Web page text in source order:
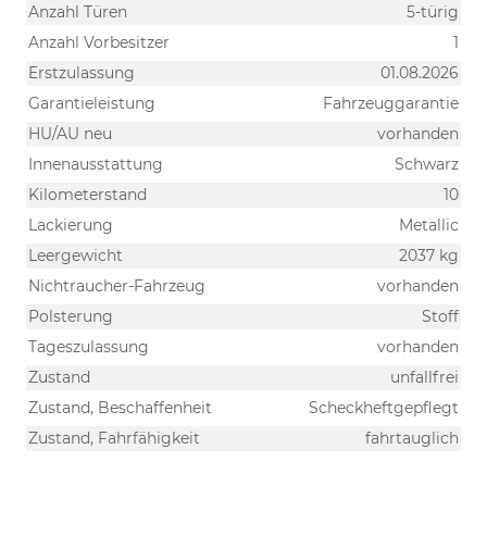
Anzahl Türen
5-türig
Anzahl Vorbesitzer
1
Erstzulassung
01.08.2026
Garantieleistung
Fahrzeuggarantie
HU/AU neu
vorhanden
Innenausstattung
Schwarz
Kilometerstand
10
Lackierung
Metallic
Leergewicht
2037 kg
Nichtraucher-Fahrzeug
vorhanden
Polsterung
Stoff
Tageszulassung
vorhanden
Zustand
unfallfrei
Zustand, Beschaffenheit
Scheckheftgepflegt
Zustand, Fahrfähigkeit
fahrtauglich